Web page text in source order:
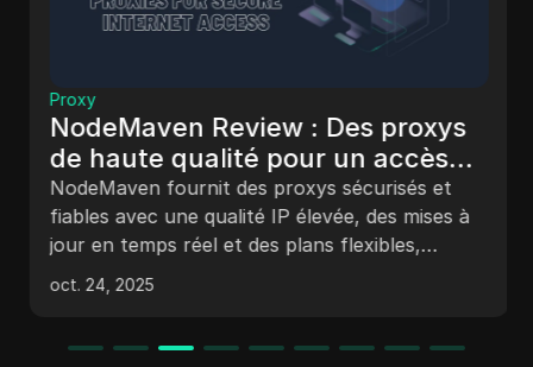
Proxy
NodeMaven Review : Des proxys
de haute qualité pour un accès
Internet sécurisé
NodeMaven fournit des proxys sécurisés et
fiables avec une qualité IP élevée, des mises à
jour en temps réel et des plans flexibles,
répondant aux besoins des utilisateurs à la
recherche d’un accès Internet sans faille.
oct. 24, 2025